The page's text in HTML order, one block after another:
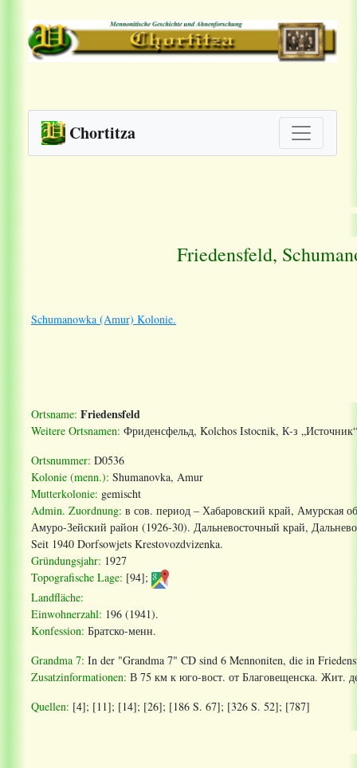
Chortitza
Friedensfeld,
Schumanowka (Amur) Kolonie.
Ortsname: Friedensfeld
Weitere Ortsnamen: Фриденсфельд, Kolchos Istocnik, К-з „Источник
Ortsnummer: D0536
Kolonie (menn.): Shumanovka, Amur
Mutterkolonie: gemischt
Admin. Zuordnung: в сов. период – Хабаровский край, Амурская
Амуро-Зейский район (1926-30). Дальневосточный край,
Seit 1940 Dorfsowjets Krestovozdvizenka.
Gründungsjahr: 1927
Topografische Lage: [94];
Landfläche:
Einwohnerzahl: 196 (1941).
Konfession: Братско-менн.
Grandma 7: In der "Grandma 7" CD sind 6 Mennoniten, die in
Zusatzinformationen: В 75 км к юго-вост. от Благовещенска. Жит.
Quellen: [4]; [11]; [14]; [26]; [186 S. 67]; [326 S. 52]; [787]